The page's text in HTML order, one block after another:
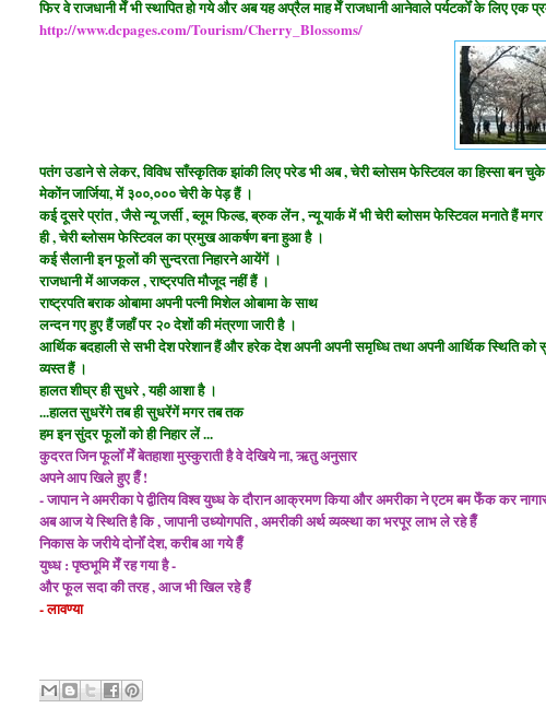
फिर वे राजधानी मेँ भी स्थापित हो गये और अब यह अप्रैल माह मेँ राजधानी आनेवाले पर्यटकोँ के लिए एक
http://www.dcpages.com/Tourism/Cherry_Blossoms/
पतंग उडाने से लेकर, विविध साँस्कृतिक झांकी लिए परेड भी अब , चेरी ब्लोसम फेस्टिवल का हिस्सा बन
मेकोंन जार्जिया, में ३००,००० चेरी के पेड़ हैं ।
कई दूसरे प्रांत , जैसे न्यू जर्सी , ब्लूम फिल्ड, ब्रुक लेंन , न्यू यार्क में भी चेरी ब्लोसम फेस्टिवल मनाते हैं मगर
ही , चेरी ब्लोसम फेस्टिवल का प्रमुख आकर्षण बना हुआ है ।
कई सैलानी इन फूलों की सुन्दरता निहारने आयेंगें ।
राजधानी में आजकल , राष्ट्रपति मौजूद नहीं हैं ।
राष्ट्रपति बराक ओबामा अपनी पत्नी मिशेल ओबामा के साथ
लन्दन गए हुए हैं जहाँ पर२० देशों की मंत्रणा जारी है ।
आर्थिक बदहाली से सभी देश परेशान हैं और हरेक देश अपनी अपनी समृध्धि तथा अपनी आर्थिक स्थिति को
व्यस्त हैं ।
हालत शीघ्र ही सुधरे , यही आशा है ।
...हालत सुधरेंगे तब ही सुधरेंगें मगर तब तक
हम इन सुंदर फूलों को ही निहार लें ...
कुदरत जिन फूलोँ मेँ बेतहाशा मुस्कुराती है वे देखिये ना, ऋतु अनुसार
अपने आप खिले हुए हैँ !
- जापान ने अमरीका पे द्वीतिय विश्व युध्ध के दौरान आक्रमण किया और अमरीका ने एटम बम फेँक कर
अब आज ये स्थिति है कि , जापानी उध्योगपति , अमरीकी अर्थ व्यव्स्था का भरपूर लाभ ले रहे हैँ
निकास के जरीये दोनोँ देश, करीब आ गये हैँ
युध्ध : पृष्ठभूमि मेँ रह गया है -
और फूल सदा की तरह , आज भी खिल रहे हैँ
- लावण्या